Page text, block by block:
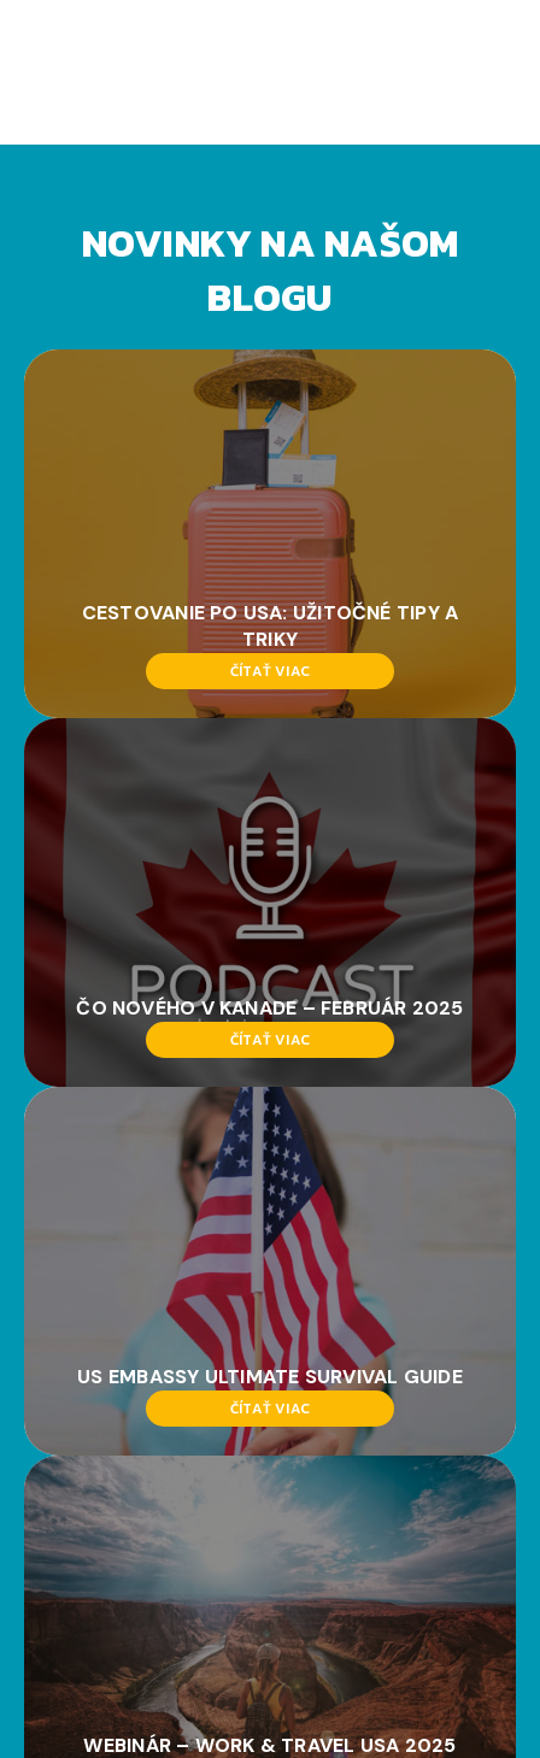
NOVINKY NA NAŠOM
BLOGU
CESTOVANIE PO USA: UŽITOČNÉ TIPY A
TRIKY
ČÍTAŤ VIAC
ČO NOVÉHO V KANADE – FEBRUÁR 2025
ČÍTAŤ VIAC
US EMBASSY ULTIMATE SURVIVAL GUIDE
ČÍTAŤ VIAC
WEBINÁR – WORK & TRAVEL USA 2025